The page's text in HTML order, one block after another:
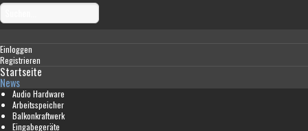
Einloggen
Registrieren
Startseite
News
Audio Hardware
Arbeitsspeicher
Balkonkraftwerk
Eingabegeräte